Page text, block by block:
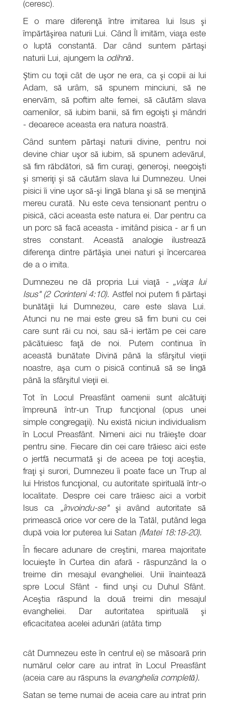
(ceresc).
E o mare diferenţă între imitarea lui Isus şi
împărtăşirea naturii Lui. Când Îl imităm, viaţa este
o luptă constantă. Dar când suntem părtaşi
naturii Lui, ajungem la odihnă.
Ştim cu toţii cât de uşor ne era, ca şi copii ai lui
Adam, să urâm, să spunem minciuni, să ne
enervăm, să poftim alte femei, să căutăm slava
oamenilor, să iubim banii, să fim egoişti şi mândri
- deoarece aceasta era natura noastră.
Când suntem părtaşi naturii divine, pentru noi
devine chiar uşor să iubim, să spunem adevărul,
să fim răbdători, să fim curaţi, generoşi, neegoişti
şi smeriţi şi să căutăm slava lui Dumnezeu. Unei
pisici îi vine uşor să-şi lingă blana şi să se menţină
mereu curată. Nu este ceva tensionant pentru o
pisică, căci aceasta este natura ei. Dar pentru ca
un porc să facă aceasta - imitând pisica - ar fi un
stres constant. Această analogie ilustrează
diferenţa dintre părtăşia unei naturi şi încercarea
de a o imita.
Dumnezeu ne dă propria Lui viaţă - „viaţa lui
Isus" (2 Corinteni 4:10). Astfel noi putem fi părtaşi
bunătăţii lui Dumnezeu, care este slava Lui.
Atunci nu ne mai este greu să fim buni cu cei
care sunt răi cu noi, sau să-i iertăm pe cei care
păcătuiesc faţă de noi. Putem continua în
această bunătate Divină până la sfârşitul vieţii
noastre, aşa cum o pisică continuă să se lingă
până la sfârşitul vieţii ei.
Tot în Locul Preasfânt oamenii sunt alcătuiţi
împreună într-un Trup funcţional (opus unei
simple congregaţii). Nu există niciun individualism
în Locul Preasfânt. Nimeni aici nu trăieşte doar
pentru sine. Fiecare din cei care trăiesc aici este
o jertfă necurmată şi de aceea pe toţi aceştia,
fraţi şi surori, Dumnezeu îi poate face un Trup al
lui Hristos funcţional, cu autoritate spirituală într-o
localitate. Despre cei care trăiesc aici a vorbit
Isus ca „învoindu-se" şi având autoritate să
primească orice vor cere de la Tatăl, putând lega
după voia lor puterea lui Satan (Matei 18:18-20).
În fiecare adunare de creştini, marea majoritate
locuieşte în Curtea din afară - răspunzând la o
treime din mesajul evangheliei. Unii înaintează
spre Locul Sfânt - fiind unşi cu Duhul Sfânt.
Aceştia răspund la două treimi din mesajul
evangheliei. Dar autoritatea spirituală şi
eficacitatea acelei adunări (atâta timp
cât Dumnezeu este în centrul ei) se măsoară prin
numărul celor care au intrat în Locul Preasfânt
(aceia care au răspuns la evanghelia completă).
Satan se teme numai de aceia care au intrat prin